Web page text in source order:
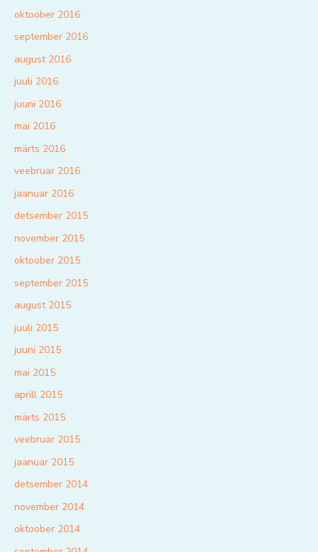
oktoober 2016
september 2016
august 2016
juuli 2016
juuni 2016
mai 2016
märts 2016
veebruar 2016
jaanuar 2016
detsember 2015
november 2015
oktoober 2015
september 2015
august 2015
juuli 2015
juuni 2015
mai 2015
aprill 2015
märts 2015
veebruar 2015
jaanuar 2015
detsember 2014
november 2014
oktoober 2014